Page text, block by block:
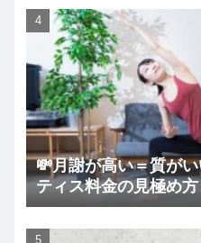
💸月謝が高い＝質が
ティス料金の見極め方